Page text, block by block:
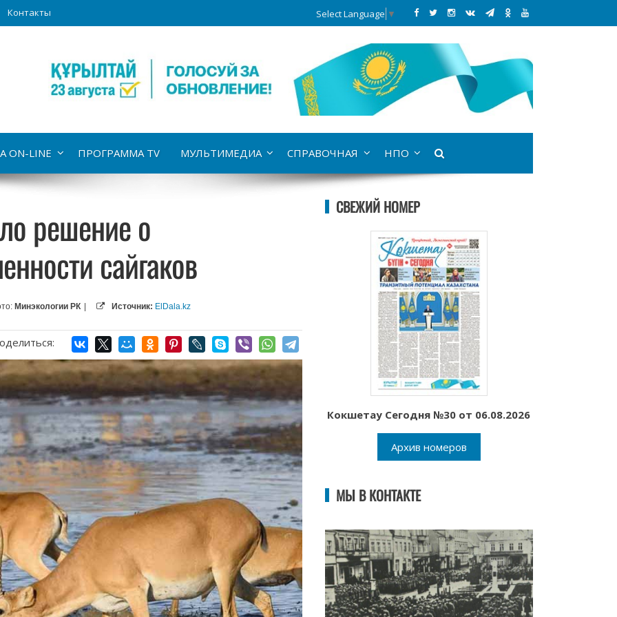
Контакты Select Language ▼
ON-LINE ПРОГРАММА TV МУЛЬТИМЕДИА СПРАВОЧНАЯ НПО
решение о
сайгаков
Минэкологии РК | Источник: ElDala.kz
СВЕЖИЙ НОМЕР
Кокшетау Сегодня №30 от 06.08.2026
Архив номеров
МЫ В КОНТАКТЕ